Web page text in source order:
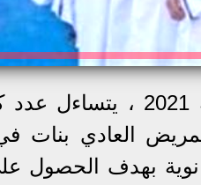
تنسيق التمريض العادي بعد
العادي بنات
بهدف